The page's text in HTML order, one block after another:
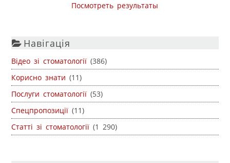
Посмотреть результаты
Навігація
Відео зі стоматології (386)
Корисно знати (11)
Послуги стоматології (53)
Спецпропозиції (11)
Статті зі стоматології (1 290)